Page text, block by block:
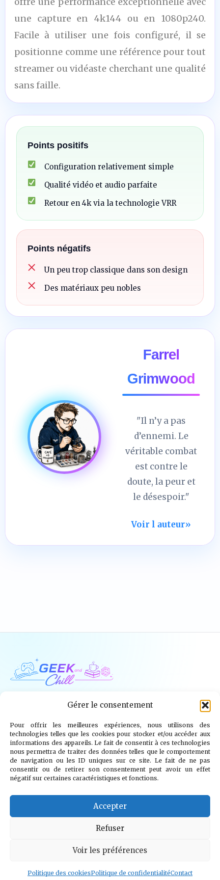
Gérer le consentement
Pour offrir les meilleures expériences, nous utilisons des
technologies telles que les cookies pour stocker et/ou accéder aux
informations des appareils. Le fait de consentir à ces technologies
nous permettra de traiter des données telles que le comportement
de navigation ou les ID uniques sur ce site. Le fait de ne pas
consentir ou de retirer son consentement peut avoir un effet
négatif sur certaines caractéristiques et fonctions.
Accepter
Refuser
Voir les préférences
Politique des cookiesPolitique de confidentialitéContact
une capture en 4k144 ou en 1080p240.
Facile à utiliser une fois configuré, il se
positionne comme une référence pour tout
streamer ou vidéaste cherchant une qualité
sans faille.
Points positifs
Configuration relativement simple
Qualité vidéo et audio parfaite
Retour en 4k via la technologie VRR
Points négatifs
Un peu trop classique dans son design
Des matériaux peu nobles
Farrel
Grimwood
"Il n’y a pas
d’ennemi. Le
véritable combat
est contre le
doute, la peur et
le désespoir."
Voir l auteur»
Jeux Vidéo Tech Tabletop Livres
Mangas / BD TV Goodies Kids
Wargames
info@geekandchill.com
Contact
À propos